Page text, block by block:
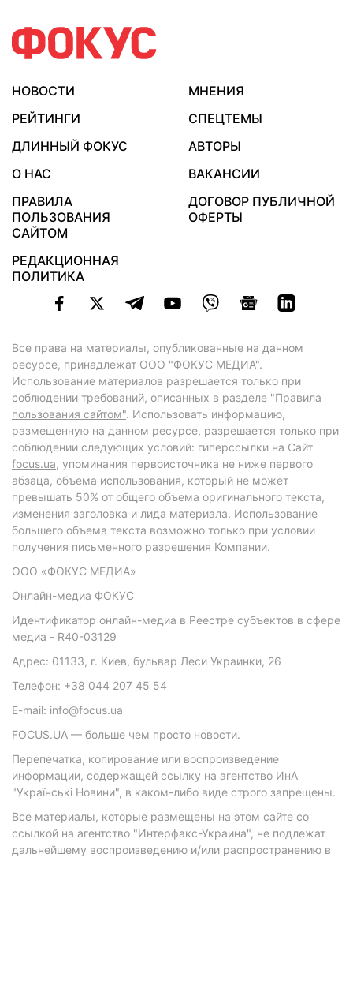
НОВОСТИ
МНЕНИЯ
РЕЙТИНГИ
СПЕЦТЕМЫ
ДЛИННЫЙ ФОКУС
АВТОРЫ
О НАС
ВАКАНСИИ
ПРАВИЛА
ПОЛЬЗОВАНИЯ
САЙТОМ
ДОГОВОР ПУБЛИЧНОЙ
ОФЕРТЫ
РЕДАКЦИОННАЯ
ПОЛИТИКА
Все права на материалы, опубликованные на данном
ресурсе, принадлежат ООО "ФОКУС МЕДИА".
Использование материалов разрешается только при
соблюдении требований, описанных в разделе "Правила
пользования сайтом". Использовать информацию,
размещенную на данном ресурсе, разрешается только при
соблюдении следующих условий: гиперссылки на Сайт
focus.ua, упоминания первоисточника не ниже первого
абзаца, объема использования, который не может
превышать 50% от общего объема оригинального текста,
изменения заголовка и лида материала. Использование
большего объема текста возможно только при условии
получения письменного разрешения Компании.
ООО «ФОКУС МЕДИА»
Онлайн-медиа ФОКУС
Идентификатор онлайн-медиа в Реестре субъектов в сфере
медиа - R40-03129
Адрес: 01133, г. Киев, бульвар Леси Украинки, 26
Телефон: +38 044 207 45 54
E-mail: info@focus.ua
FOCUS.UA — больше чем просто новости.
Перепечатка, копирование или воспроизведение
информации, содержащей ссылку на агентство ИнА
"Українські Новини", в каком-либо виде строго запрещены.
Все материалы, которые размещены на этом сайте со
ссылкой на агентство "Интерфакс-Украина", не подлежат
дальнейшему воспроизведению и/или распространению в